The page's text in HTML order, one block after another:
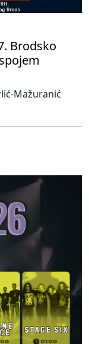
Brodsko
Mažuranić